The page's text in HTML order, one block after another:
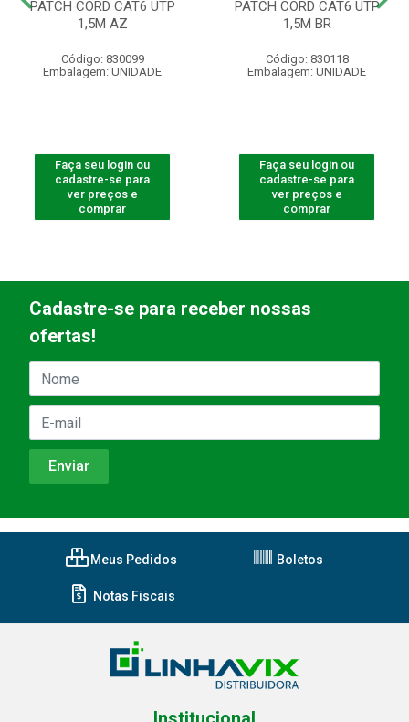
PATCH CORD CAT6 UTP
1,5M AZ
Código: 830099
Embalagem: UNIDADE
Faça seu login ou
cadastre-se para
ver preços e
comprar
PATCH CORD CAT6 UTP
1,5M BR
Código: 830118
Embalagem: UNIDADE
Faça seu login ou
cadastre-se para
ver preços e
comprar
Cadastre-se para receber nossas
ofertas!
Meus Pedidos Boletos
Notas Fiscais